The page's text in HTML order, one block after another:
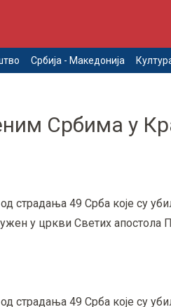
Србија - Македонија
Србима у
страдања 49 Срба које су
у цркви Светих апостола
страдања 49 Срба које су